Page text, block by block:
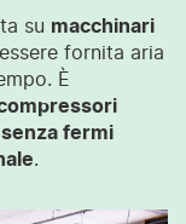
su macchinari
essere fornita aria
È
senza fermi
.